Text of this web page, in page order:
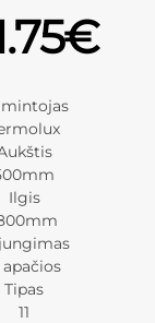
€
Ilgis
apačios
Tipas
11